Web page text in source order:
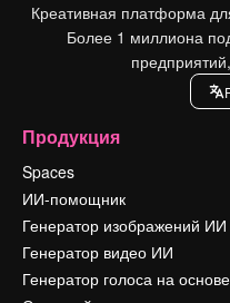
Креативная платформа
Более 1 миллиона
Продукция
Spaces
ИИ-помощник
Генератор изображений ИИ
Генератор видео ИИ
Генератор голоса на